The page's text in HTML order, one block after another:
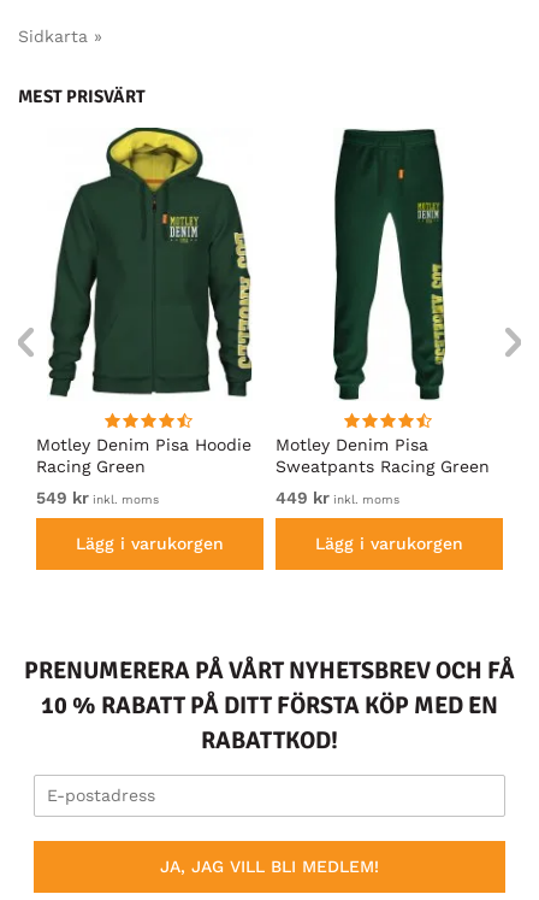
Sidkarta »
MEST PRISVÄRT
Motley Denim Pisa Hoodie
Racing Green
549 kr inkl. moms
Lägg i varukorgen
Motley Denim Pisa
Sweatpants Racing Green
449 kr inkl. moms
Lägg i varukorgen
PRENUMERERA PÅ VÅRT NYHETSBREV OCH FÅ
10 % RABATT PÅ DITT FÖRSTA KÖP MED EN
RABATTKOD!
JA, JAG VILL BLI MEDLEM!